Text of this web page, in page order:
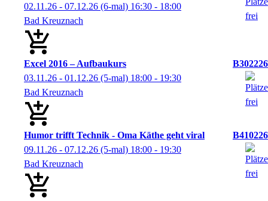
02.11.26 - 07.12.26 (6-mal) 16:30 - 18:00
Bad Kreuznach
Excel 2016 – Aufbaukurs
B302226
03.11.26 - 01.12.26 (5-mal) 18:00 - 19:30
Bad Kreuznach
Humor trifft Technik - Oma Käthe geht viral
B410226
09.11.26 - 07.12.26 (5-mal) 18:00 - 19:30
Bad Kreuznach